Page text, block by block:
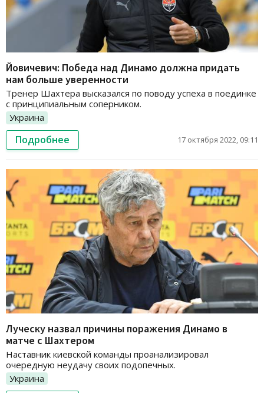
Йовичевич: Победа над Динамо должна придать
нам больше уверенности
Тренер Шахтера высказался по поводу успеха в поединке
с принципиальным соперником.
Украина
Подробнее 17 октября 2022, 09:11
Луческу назвал причины поражения Динамо в
матче с Шахтером
Наставник киевской команды проанализировал
очередную неудачу своих подопечных.
Украина